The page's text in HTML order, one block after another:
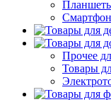
Прочее
Товары